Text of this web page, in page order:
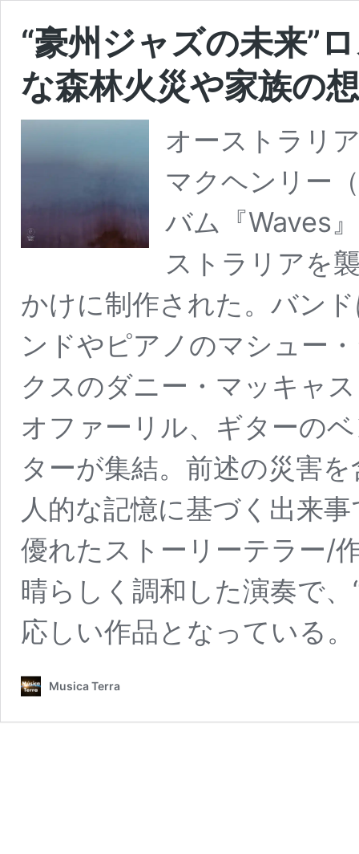
“豪州ジャズの未来”
な森林火災や家族の
オーストラリ
マクヘンリー
バム『Waves
ストラリアを
かけに制作された。バン
ンドやピアノのマシュー
クスのダニー・マッキャ
オファーリル、ギターの
ターが集結。前述の災害
人的な記憶に基づく出来
優れたストーリーテラー/
晴らしく調和した演奏で
応しい作品となっている。
Musica Terra